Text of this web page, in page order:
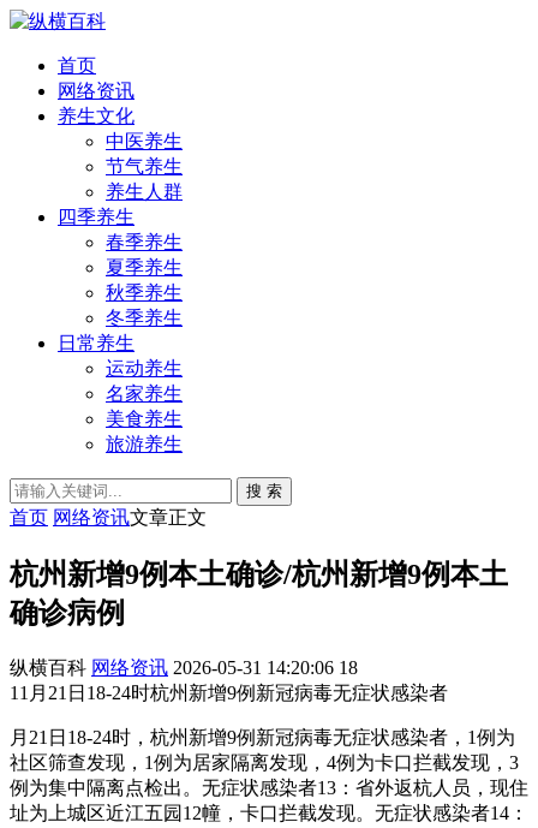
首页
网络资讯
养生文化
中医养生
节气养生
养生人群
四季养生
春季养生
夏季养生
秋季养生
冬季养生
日常养生
运动养生
名家养生
美食养生
旅游养生
搜 索
首页 网络资讯文章正文
杭州新增9例本土确诊/杭州新增9例本土
确诊病例
纵横百科 网络资讯 2026-05-31 14:20:06 18
11月21日18-24时杭州新增9例新冠病毒无症状感染者
月21日18-24时，杭州新增9例新冠病毒无症状感染者，1例为
社区筛查发现，1例为居家隔离发现，4例为卡口拦截发现，3
例为集中隔离点检出。无症状感染者13：省外返杭人员，现住
址为上城区近江五园12幢，卡口拦截发现。无症状感染者14：